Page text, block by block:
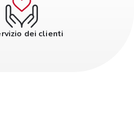
dei clienti